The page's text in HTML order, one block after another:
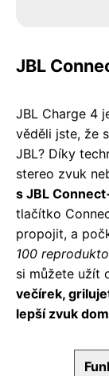
JBL
JBL Charge 4
věděli jste, že
JBL? Díky
stereo zvuk
s JBL
tlačítko
propojit, a
100
si můžete užít
večírek,
lepší zvuk